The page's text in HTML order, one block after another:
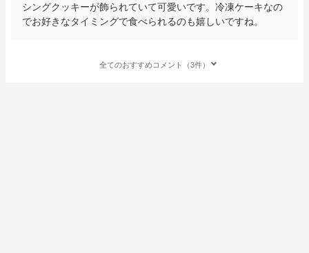
シングクッキーが飾られていて可愛いです。冷凍ケーキなの
でお好きなタイミングで食べられるのも嬉しいですね。
全てのおすすめコメント（3件）